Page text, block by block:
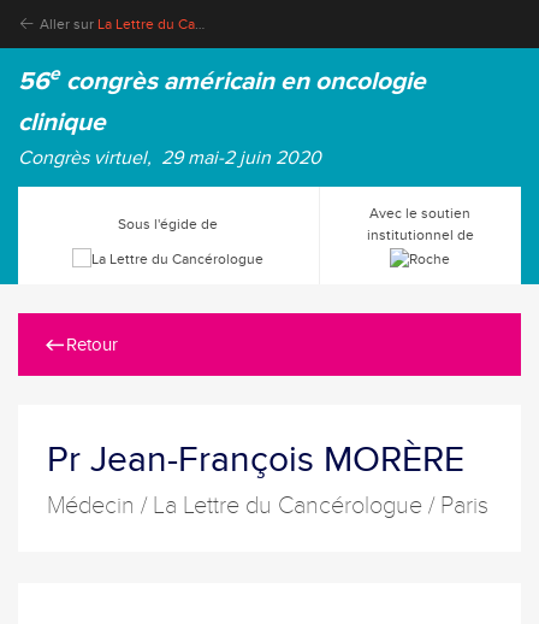
Aller sur La Lettre du Cancérologue
56econgrès américain en oncologie
clinique
Congrès virtuel, 29 mai-2 juin 2020
Sous l'égide de
Avec le soutien
institutionnel de
Retour
Pr Jean-François MORÈRE
Médecin / La Lettre du Cancérologue / Paris